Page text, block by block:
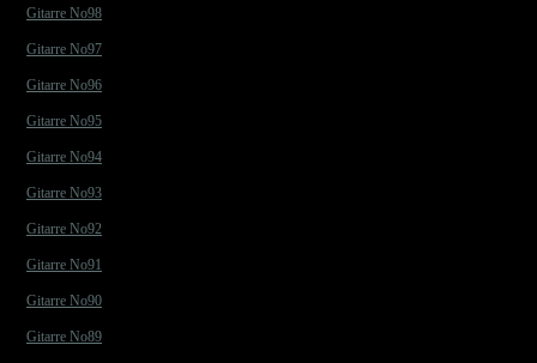
Gitarre No98
Gitarre No97
Gitarre No96
Gitarre No95
Gitarre No94
Gitarre No93
Gitarre No92
Gitarre No91
Gitarre No90
Gitarre No89